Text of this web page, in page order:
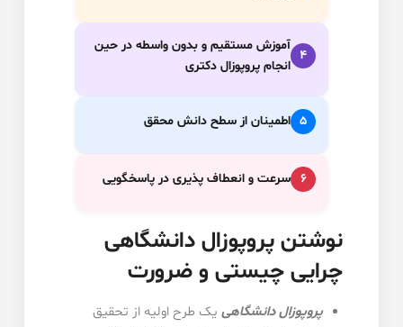
4
آموزش مستقیم و بدون واسطه در حین
انجام پروپوزال دکتری
5 اطمینان از سطح دانش محقق
6 سرعت و انعطاف پذیری در پاسخگویی
نوشتن پروپوزال دانشگاهی
چرایی چیستی و ضرورت
پروپوزال دانشگاهی یک طرح اولیه از تحقیق